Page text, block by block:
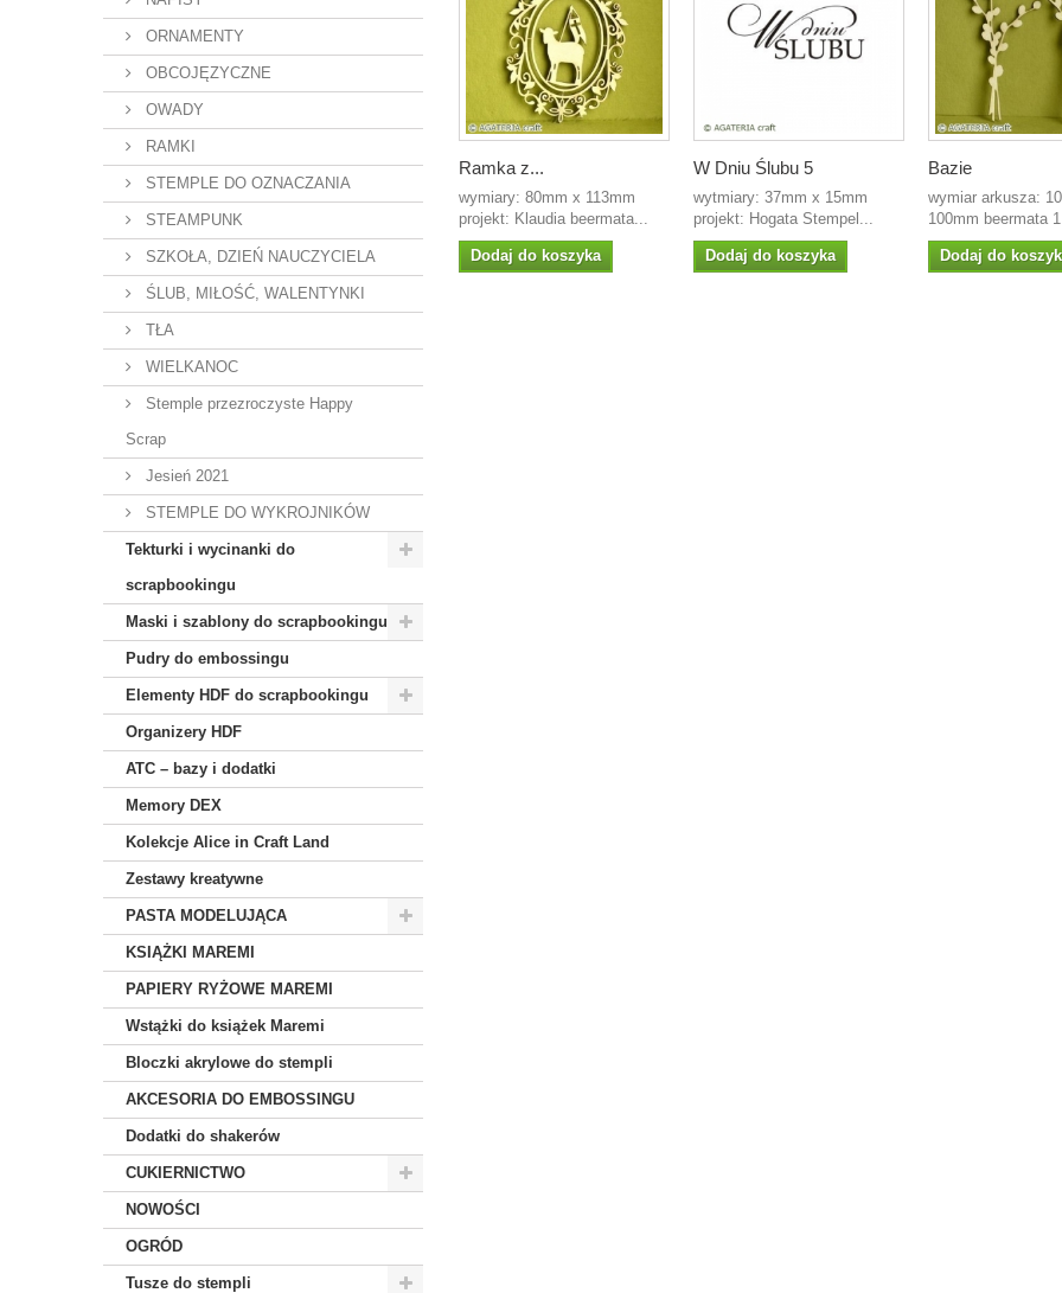
ORNAMENTY
OBCOJĘZYCZNE
OWADY
RAMKI
STEMPLE DO OZNACZANIA
STEAMPUNK
SZKOŁA, DZIEŃ NAUCZYCIELA
ŚLUB, MIŁOŚĆ, WALENTYNKI
TŁA
WIELKANOC
Stemple przezroczyste Happy
Scrap
Jesień 2021
STEMPLE DO WYKROJNIKÓW
Tekturki i wycinanki do
scrapbookingu
Maski i szablony do scrapbookingu
Pudry do embossingu
Elementy HDF do scrapbookingu
Organizery HDF
ATC – bazy i dodatki
Memory DEX
Kolekcje Alice in Craft Land
Zestawy kreatywne
PASTA MODELUJĄCA
KSIĄŻKI MAREMI
PAPIERY RYŻOWE MAREMI
Wstążki do książek Maremi
Bloczki akrylowe do stempli
AKCESORIA DO EMBOSSINGU
Dodatki do shakerów
CUKIERNICTWO
NOWOŚCI
OGRÓD
Tusze do stempli
Ramka z...
wymiary: 80mm x 113mm
projekt: Klaudia beermata...
Dodaj do koszyka
W Dniu Ślubu 5
wytmiary: 37mm x 15mm
projekt: Hogata Stempel...
Dodaj do koszyka
Bazie
wymiar arkusza:
100mm beermata
Dodaj do